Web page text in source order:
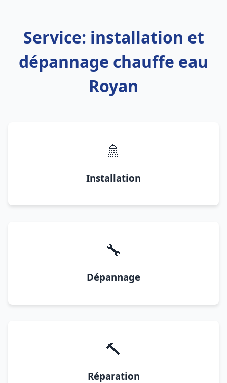
Service: installation et
dépannage chauffe eau
Royan
🚿
Installation
🔧
Dépannage
🔨
Réparation